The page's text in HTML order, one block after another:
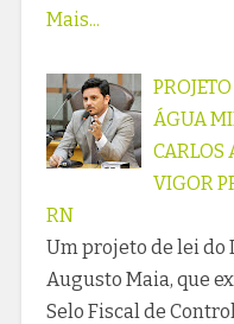
Mais...
ÁGUA
CARLOS
VIGOR
RN
Um projeto de lei do
Augusto Maia, que
Selo Fiscal de